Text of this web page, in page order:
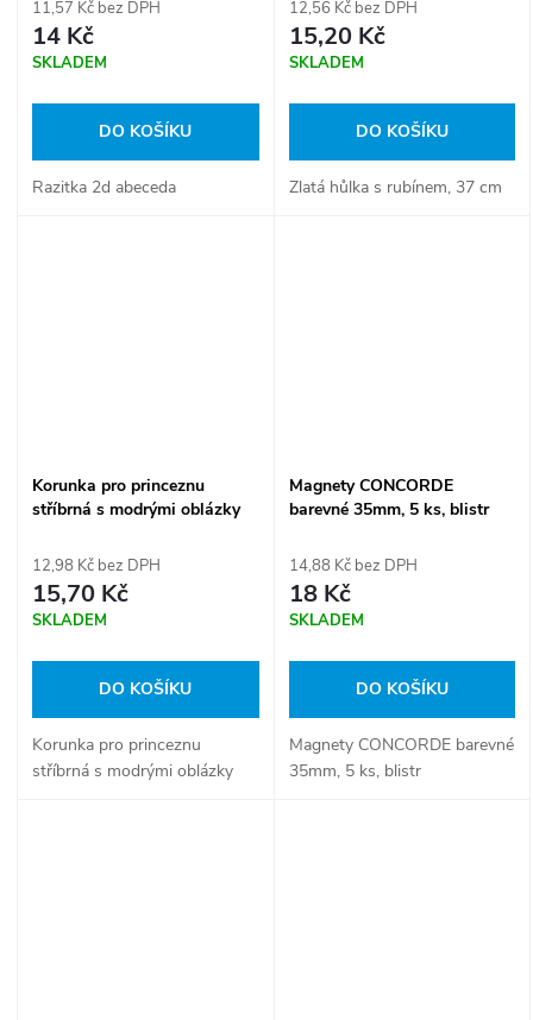
11,57 Kč bez DPH
14 Kč
SKLADEM
DO KOŠÍKU
Razitka 2d abeceda
12,56 Kč bez DPH
15,20 Kč
SKLADEM
DO KOŠÍKU
Zlatá hůlka s rubínem, 37 cm
Korunka pro princeznu
stříbrná s modrými oblázky
12,98 Kč bez DPH
15,70 Kč
SKLADEM
DO KOŠÍKU
Korunka pro princeznu
stříbrná s modrými oblázky
Magnety CONCORDE
barevné 35mm, 5 ks, blistr
14,88 Kč bez DPH
18 Kč
SKLADEM
DO KOŠÍKU
Magnety CONCORDE barevné
35mm, 5 ks, blistr